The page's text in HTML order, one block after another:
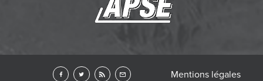
Mentions légales